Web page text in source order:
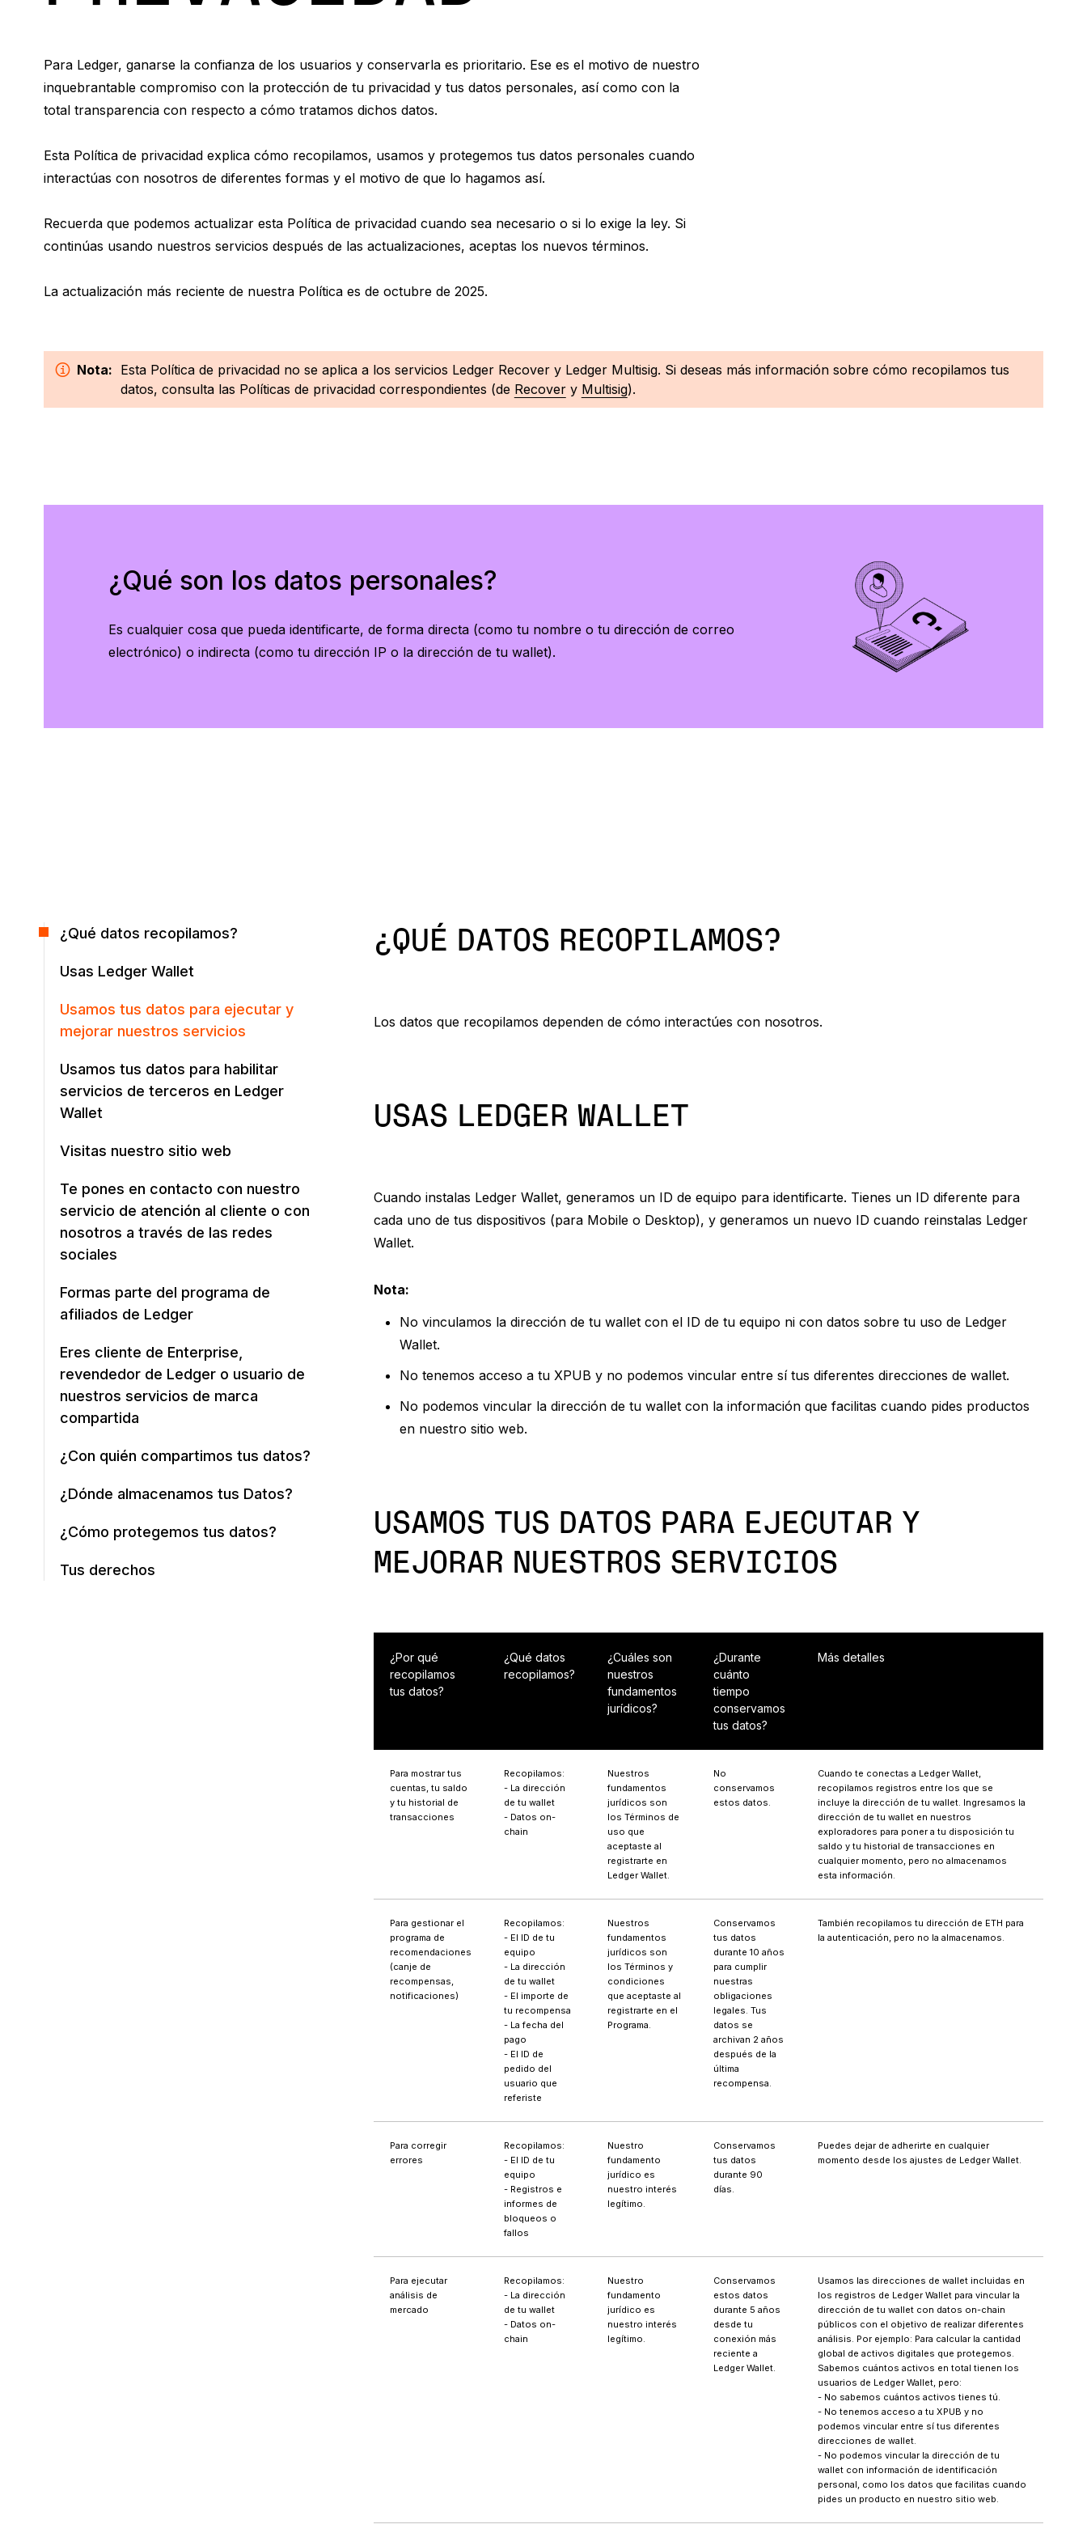
COLORES NUEVOS
Nuestra aplicación de
billetera cripto y de acceso
Los agentes proponen, tú
apruebas, los signers
hacen cumplir
Usa una combinación de
soluciones de respaldo
para mantenerte protegido
Gasta cripto o úsalas
como garantía
Aprende sobre las cripto y
sobre la Web3 y recibe
NFTs
Todas las noticias de la
Plataforma integral de
activos digitales para
instituciones
Ledger Multisig
Para líderes que necesitan
Socios de Ledger
Conviértete en revendedor
Oportunidades de
Ledger Stax Ledger Flex
Ledger NanoGen5
COLORES NUEVOS
Ledger NanoClásicos
Billeteras de hardware
Accesorios
Soluciones de Recuperación
Ver todos los productos
ES
Para Ledger, ganarse la confianza de los usuarios y conservarla es prioritario. Ese es el motivo de nuestro
inquebrantable compromiso con la protección de tu privacidad y tus datos personales, así como con la
total transparencia con respecto a cómo tratamos dichos datos.
Esta Política de privacidad explica cómo recopilamos, usamos y protegemos tus datos personales cuando
interactúas con nosotros de diferentes formas y el motivo de que lo hagamos así.
Recuerda que podemos actualizar esta Política de privacidad cuando sea necesario o si lo exige la ley. Si
continúas usando nuestros servicios después de las actualizaciones, aceptas los nuevos términos.
La actualización más reciente de nuestra Política es de octubre de 2025.
Nota: Esta Política de privacidad no se aplica a los servicios Ledger Recover y Ledger Multisig. Si deseas más información sobre cómo recopilamos tus
datos, consulta las Políticas de privacidad correspondientes (de Recovery Multisig).
¿Qué son los datos personales?
Es cualquier cosa que pueda identificarte, de forma directa (como tu nombre o tu dirección de correo
electrónico) o indirecta (como tu dirección IP o la dirección de tu wallet).
¿Qué datos recopilamos?
Usas Ledger Wallet
Usamos tus datos para ejecutar y
mejorar nuestros servicios
Usamos tus datos para habilitar
servicios de terceros en Ledger
Wallet
Visitas nuestro sitio web
Te pones en contacto con nuestro
servicio de atención al cliente o con
nosotros a través de las redes
sociales
Formas parte del programa de
afiliados de Ledger
Eres cliente de Enterprise,
revendedor de Ledger o usuario de
nuestros servicios de marca
compartida
¿Con quién compartimos tus datos?
¿Dónde almacenamos tus Datos?
¿Cómo protegemos tus datos?
Tus derechos
¿QUÉ DATOS RECOPILAMOS?
Los datos que recopilamos dependen de cómo interactúes con nosotros.
USAS LEDGER WALLET
Cuando instalas Ledger Wallet, generamos un ID de equipo para identificarte. Tienes un ID diferente para
cada uno de tus dispositivos (para Mobile o Desktop), y generamos un nuevo ID cuando reinstalas Ledger
Wallet.
Nota:
No vinculamos la dirección de tu wallet con el ID de tu equipo ni con datos sobre tu uso de Ledger
Wallet.
No tenemos acceso a tu XPUB y no podemos vincular entre sí tus diferentes direcciones de wallet.
No podemos vincular la dirección de tu wallet con la información que facilitas cuando pides productos
en nuestro sitio web.
USAMOS TUS DATOS PARA EJECUTAR Y
MEJORAR NUESTROS SERVICIOS
¿Por qué
recopilamos
tus datos?
¿Qué datos
recopilamos?
¿Cuáles son
nuestros
fundamentos
jurídicos?
¿Durante
cuánto
tiempo
conservamos
tus datos?
Más detalles
Para mostrar tus
cuentas, tu saldo
y tu historial de
transacciones
Recopilamos:
- La dirección
de tu wallet
- Datos on-
chain
Nuestros
fundamentos
jurídicos son
los Términos de
uso que
aceptaste al
registrarte en
Ledger Wallet.
No
conservamos
estos datos.
Cuando te conectas a Ledger Wallet,
recopilamos registros entre los que se
incluye la dirección de tu wallet. Ingresamos la
dirección de tu wallet en nuestros
exploradores para poner a tu disposición tu
saldo y tu historial de transacciones en
cualquier momento, pero no almacenamos
esta información.
Para gestionar el
programa de
recomendaciones
(canje de
recompensas,
notificaciones)
Recopilamos:
- El ID de tu
equipo
- La dirección
de tu wallet
- El importe de
tu recompensa
- La fecha del
pago
- El ID de
pedido del
usuario que
referiste
Nuestros
fundamentos
jurídicos son
los Términos y
condiciones
que aceptaste al
registrarte en el
Programa.
Conservamos
tus datos
durante 10 años
para cumplir
nuestras
obligaciones
legales. Tus
datos se
archivan 2 años
después de la
última
recompensa.
También recopilamos tu dirección de ETH para
la autenticación, pero no la almacenamos.
Para corregir
errores
Recopilamos:
- El ID de tu
equipo
- Registros e
informes de
bloqueos o
fallos
Nuestro
fundamento
jurídico es
nuestro interés
legítimo.
Conservamos
tus datos
durante 90
días.
Puedes dejar de adherirte en cualquier
momento desde los ajustes de Ledger Wallet.
Para ejecutar
análisis de
mercado
Recopilamos:
- La dirección
de tu wallet
- Datos on-
chain
Nuestro
fundamento
jurídico es
nuestro interés
legítimo.
Conservamos
estos datos
durante 5 años
desde tu
conexión más
reciente a
Ledger Wallet.
Usamos las direcciones de wallet incluidas en
los registros de Ledger Wallet para vincular la
dirección de tu wallet con datos on-chain
públicos con el objetivo de realizar diferentes
análisis. Por ejemplo: Para calcular la cantidad
global de activos digitales que protegemos.
Sabemos cuántos activos en total tienen los
usuarios de Ledger Wallet, pero:
- No sabemos cuántos activos tienes tú.
- No tenemos acceso a tu XPUB y no
podemos vincular entre sí tus diferentes
direcciones de wallet.
- No podemos vincular la dirección de tu
wallet con información de identificación
personal, como los datos que facilitas cuando
pides un producto en nuestro sitio web.